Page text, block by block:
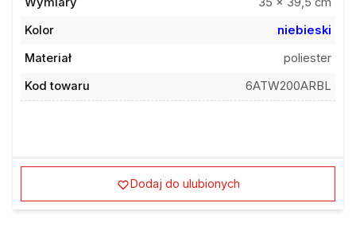
Kolor
niebieski
Materiał
poliester
Kod towaru
6ATW200ARBL
Dodaj do ulubionych